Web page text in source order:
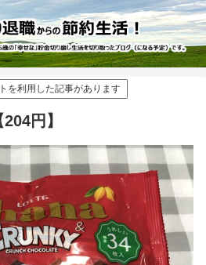
を利用した記事があります
円】